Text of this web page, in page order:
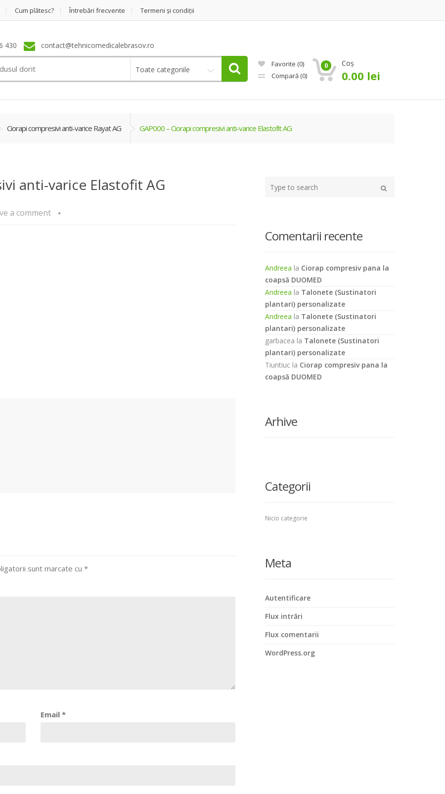
Cum plătesc? Întrebări frecvente Termeni şi condiţii
430 contact@tehnicomedicalebrasov.ro
Toate categoriile
Favorite (0)
Compară (0)
0 Coș
0.00 lei
Ciorapi compresivi anti-varice Rayat AG GAP000 – Ciorapi compresivi anti-varice Elastofit AG
anti-varice Elastofit AG
a comment
sunt marcate cu *
Email *
your
Comentarii recente
Andreea la Ciorap compresiv pana la
coapsă DUOMED
Andreea la Talonete (Sustinatori
plantari) personalizate
Andreea la Talonete (Sustinatori
plantari) personalizate
garbacea la Talonete (Sustinatori
plantari) personalizate
Tiuntiucla Ciorap compresiv pana la
coapsă DUOMED
Arhive
Categorii
Nicio categorie
Meta
Autentificare
Flux intrări
Flux comentarii
WordPress.org